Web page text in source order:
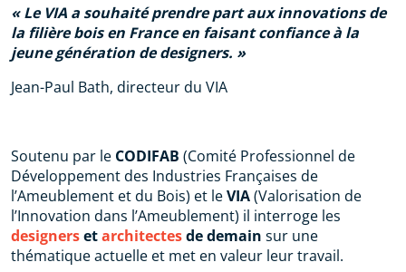
Le VIA a souhaité prendre part aux innovations de
la filière bois en France en faisant confiance à la
jeune génération de designers.
Jean-Paul Bath, directeur du VIA
Soutenu par le CODIFAB (Comité Professionnel de
Développement des Industries Françaises de
l’Ameublement et du Bois) et leVIA(Valorisation de
l’Innovation dans l’Ameublement) il interroge les
designersetarchitectesde demain sur une
thématique actuelle et met en valeur leur travail.